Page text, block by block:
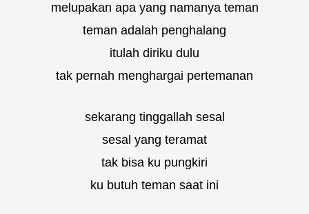
melupakan apa yang namanya teman
teman adalah penghalang
itulah diriku dulu
tak pernah menghargai pertemanan
sekarang tinggallah sesal
sesal yang teramat
tak bisa ku pungkiri
ku butuh teman saat ini